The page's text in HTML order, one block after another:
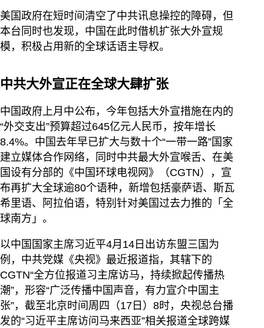
美国政府在短时间清空了中共讯息操控的障碍，但
本台同时也发现，中国在此时借机扩张大外宣规
模，积极占用新的全球话语主导权。
中共大外宣正在全球大肆扩张
中国政府上月中公布，今年包括大外宣措施在内的
“外交支出”预算超过645亿元人民币，按年增长
8.4%。中国去年早已扩大与数十个“一带一路”国家
建立媒体合作网络，同时中共最大外宣喉舌、在美
国设有分部的《中国环球电视网》（CGTN），宣
布再扩大全球逾80个语种，新增包括豪萨语、斯瓦
希里语、阿拉伯语，特别针对美国过去力推的「全
球南方」。
以中国国家主席习近平4月14日出访东盟三国为
例，中共党媒《央视》最近报道指，其辖下的
CGTN“全方位报道习主席访马，持续掀起传播热
潮”，形容“广泛传播中国声音，有力宣介中国主
张”，截至北京时间周四（17日）8时，央视总台播
发的“习近平主席访问马来西亚”相关报道全球跨媒